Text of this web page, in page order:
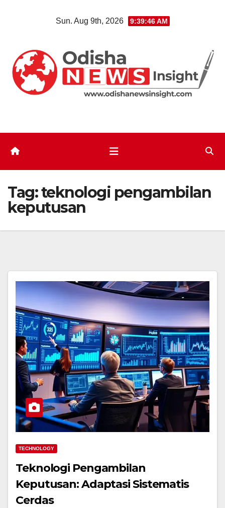
Sun. Aug 9th, 2026 9:39:47 AM
Tag:teknologi pengambilan
keputusan
TECHNOLOGY
Teknologi Pengambilan
Keputusan: Adaptasi Sistematis
Cerdas